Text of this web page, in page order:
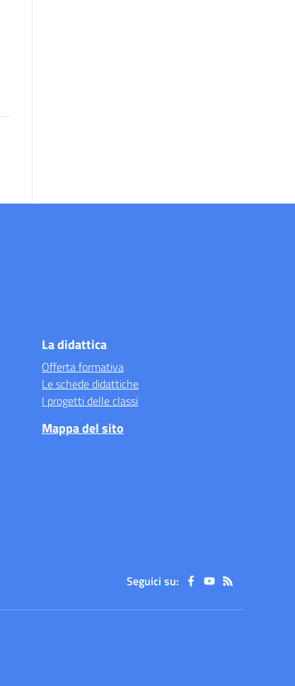
La didattica
Offerta formativa
Le schede didattiche
I progetti delle classi
Mappa del sito
Seguici su: